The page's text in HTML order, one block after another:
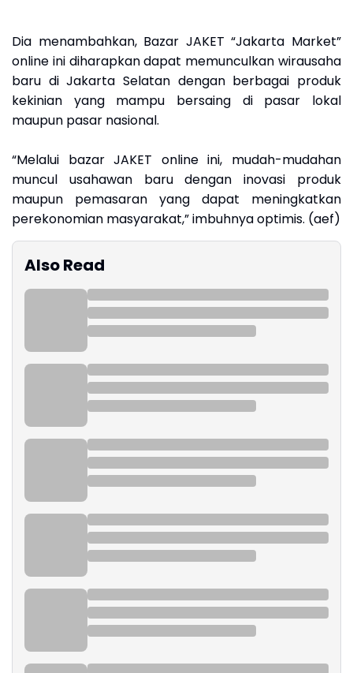
Dia menambahkan, Bazar JAKET “Jakarta Market”
online ini diharapkan dapat memunculkan wirausaha
baru di Jakarta Selatan dengan berbagai produk
kekinian yang mampu bersaing di pasar lokal
maupun pasar nasional.
“Melalui bazar JAKET online ini, mudah-mudahan
muncul usahawan baru dengan inovasi produk
maupun pemasaran yang dapat meningkatkan
perekonomian masyarakat,” imbuhnya optimis. (aef)
Also Read